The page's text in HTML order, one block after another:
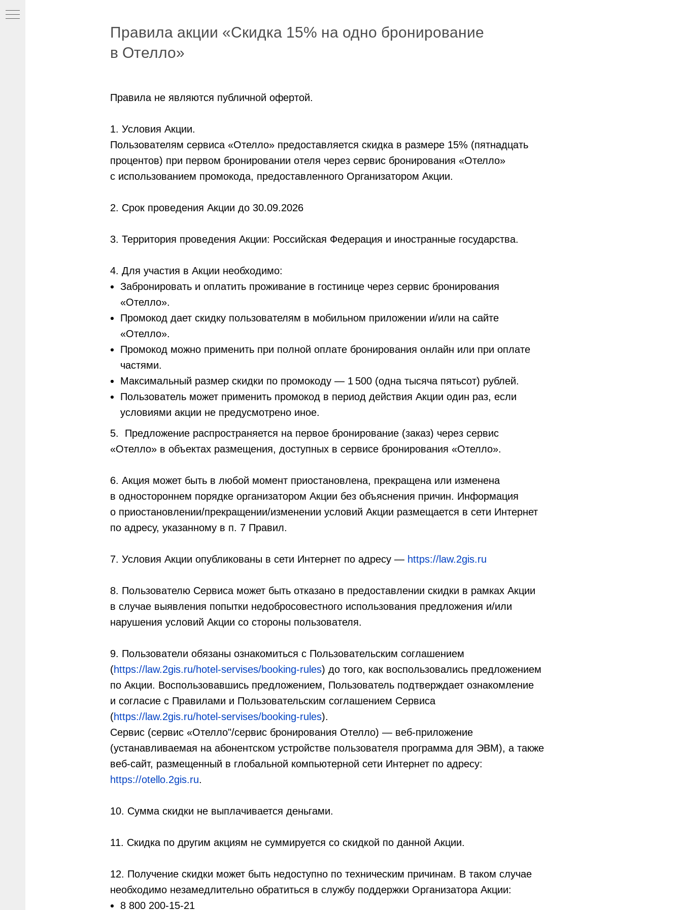
Правила акции «Скидка 15% на одно бронирование
в Отелло»
Правила не являются публичной офертой.
1. Условия Акции.
Пользователям сервиса «Отелло» предоставляется скидка в размере 15% (пятнадцать
процентов) при первом бронировании отеля через сервис бронирования «Отелло»
с использованием промокода, предоставленного Организатором Акции.
2. Срок проведения Акции до 30.09.2026
3. Территория проведения Акции: Российская Федерация и иностранные государства.
4. Для участия в Акции необходимо:
Забронировать и оплатить проживание в гостинице через сервис бронирования
«Отелло».
Промокод дает скидку пользователям в мобильном приложении и/или на сайте
«Отелло».
Промокод можно применить при полной оплате бронирования онлайн или при оплате
частями.
Максимальный размер скидки по промокоду — 1 500 (одна тысяча пятьсот) рублей.
Пользователь может применить промокод в период действия Акции один раз, если
условиями акции не предусмотрено иное.
5. Предложение распространяется на первое бронирование (заказ) через сервис
«Отелло» в объектах размещения, доступных в сервисе бронирования «Отелло».
6. Акция может быть в любой момент приостановлена, прекращена или изменена
в одностороннем порядке организатором Акции без объяснения причин. Информация
о приостановлении/прекращении/изменении условий Акции размещается в сети Интернет
по адресу, указанному в п. 7 Правил.
7. Условия Акции опубликованы в сети Интернет по адресу — https://law.2gis.ru
8. Пользователю Сервиса может быть отказано в предоставлении скидки в рамках Акции
в случае выявления попытки недобросовестного использования предложения и/или
нарушения условий Акции со стороны пользователя.
9. Пользователи обязаны ознакомиться с Пользовательским соглашением
(https://law.2gis.ru/hotel-servises/booking-rules) до того, как воспользовались предложением
по Акции. Воспользовавшись предложением, Пользователь подтверждает ознакомление
и согласие с Правилами и Пользовательским соглашением Сервиса
(https://law.2gis.ru/hotel-servises/booking-rules).
Сервис (сервис «Отелло"/сервис бронирования Отелло) — веб-приложение
(устанавливаемая на абонентском устройстве пользователя программа для ЭВМ), а также
веб-сайт, размещенный в глобальной компьютерной сети Интернет по адресу:
https://otello.2gis.ru.
10. Сумма скидки не выплачивается деньгами.
11. Скидка по другим акциям не суммируется со скидкой по данной Акции.
12. Получение скидки может быть недоступно по техническим причинам. В таком случае
необходимо незамедлительно обратиться в службу поддержки Организатора Акции:
8 800 200-15-21